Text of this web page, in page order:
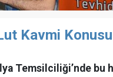
Kavmi
Temsilciliği’nde bu